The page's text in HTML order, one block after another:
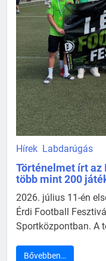
Hírek Labdarúgás
Történelmet írt az
több mint 200
2026. július 11-én
Érdi Football
Sportközpontban. A
Bővebben…